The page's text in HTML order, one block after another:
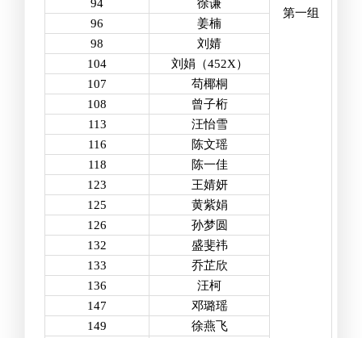
第一组
94
徐谦
96
姜楠
98
刘婧
104
刘娟（452X）
107
苟椰桐
108
曾子桁
113
汪怡雪
116
陈文瑶
118
陈一佳
123
王婧妍
125
黄紫娟
126
孙梦圆
132
盛斐祎
133
乔芷欣
136
汪柯
147
邓璐瑶
149
徐燕飞